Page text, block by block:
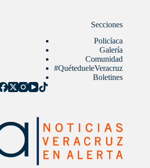
Secciones
Policíaca
Galería
Comunidad
#QuétedueleVeracruz
Boletines